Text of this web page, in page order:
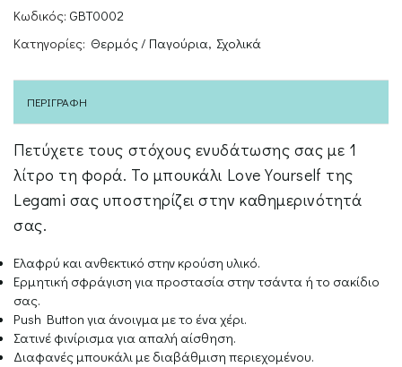
Κωδικός: GBT0002
Κατηγορίες: Θερμός / Παγούρια, Σχολικά
ΠΕΡΙΓΡΑΦΉ
Πετύχετε τους στόχους ενυδάτωσης σας με 1
λίτρο τη φορά. Το μπουκάλι Love Yourself της
Legami σας υποστηρίζει στην καθημερινότητά
σας.
Ελαφρύ και ανθεκτικό στην κρούση υλικό.
Ερμητική σφράγιση για προστασία στην τσάντα ή το σακίδιο
σας.
Push Button για άνοιγμα με το ένα χέρι.
Σατινέ φινίρισμα για απαλή αίσθηση.
Διαφανές μπουκάλι με διαβάθμιση περιεχομένου.